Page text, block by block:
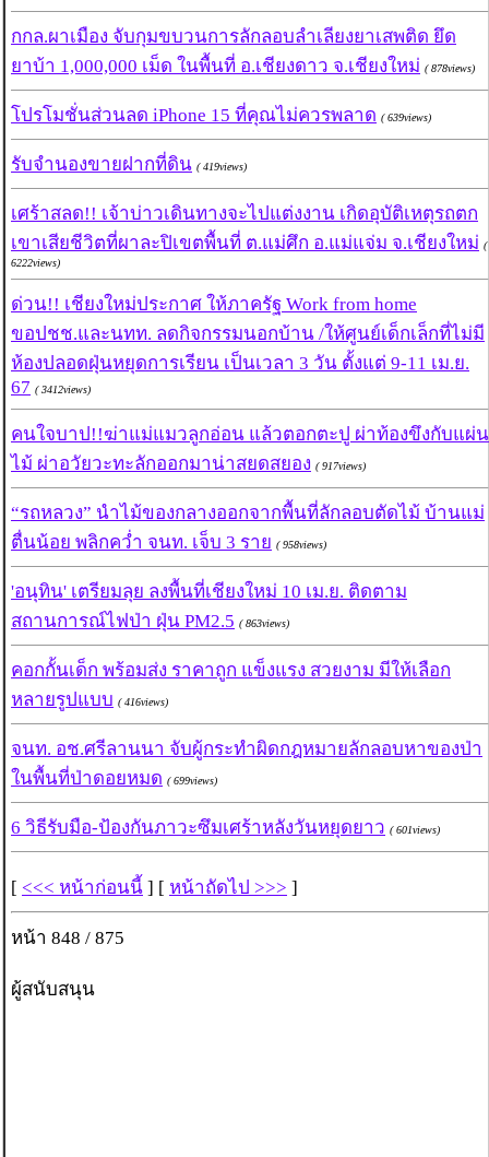
กกล.ผาเมือง จับกุมขบวนการลักลอบลำเลียงยาเสพติด ยึด
ยาบ้า 1,000,000 เม็ด ในพื้นที่ อ.เชียงดาว จ.เชียงใหม่ ( 878views)
โปรโมชั่นส่วนลด iPhone 15 ที่คุณไม่ควรพลาด ( 639views)
รับจำนองขายฝากที่ดิน ( 419views)
เศร้าสลด!! เจ้าบ่าวเดินทางจะไปแต่งงาน เกิดอุบัติเหตุรถตก
เขาเสียชีวิตที่ผาละปิเขตพื้นที่ ต.แม่ศึก อ.แม่แจ่ม จ.เชียงใหม่ (
6222views)
ด่วน!! เชียงใหม่ประกาศ ให้ภาครัฐ Work from home
ขอปชช.และนทท. ลดกิจกรรมนอกบ้าน /ให้ศูนย์เด็กเล็กที่ไม่มี
ห้องปลอดฝุ่นหยุดการเรียน เป็นเวลา 3 วัน ตั้งแต่ 9-11 เม.ย.
67 ( 3412views)
คนใจบาป!!ฆ่าแม่แมวลูกอ่อน แล้วตอกตะปู ผ่าท้องขึงกับแผ่น
ไม้ ผ่าอวัยวะทะลักออกมาน่าสยดสยอง ( 917views)
“รถหลวง” นำไม้ของกลางออกจากพื้นที่ลักลอบตัดไม้ บ้านแม่
ตื่นน้อย พลิกคว่ำ จนท. เจ็บ 3 ราย ( 958views)
'อนุทิน' เตรียมลุย ลงพื้นที่เชียงใหม่ 10 เม.ย. ติดตาม
สถานการณ์ไฟป่า ฝุ่น PM2.5 ( 863views)
คอกกั้นเด็ก พร้อมส่ง ราคาถูก แข็งแรง สวยงาม มีให้เลือก
หลายรูปแบบ ( 416views)
จนท. อช.ศรีลานนา จับผู้กระทำผิดกฎหมายลักลอบหาของป่า
ในพื้นที่ป่าดอยหมด ( 699views)
6 วิธีรับมือ-ป้องกันภาวะซึมเศร้าหลังวันหยุดยาว ( 601views)
[ <<< หน้าก่อนนี้ ] [ หน้าถัดไป >>> ]
หน้า 848 / 875
ผู้สนับสนุน